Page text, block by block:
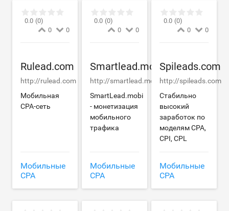
0.0 (0)
0
0
Rulead.com
http://rulead.com
Мобильная
CPA-сеть
Мобильные
CPA
0.0 (0)
0
0
Smartlead.mobi
http://smartlead.mobi
SmartLead.mobi
- монетизация
мобильного
трафика
Мобильные
CPA
0.0 (0)
0
0
Spileads.com
http://spileads.com
Стабильно
высокий
заработок по
моделям CPA,
CPI, CPL
Мобильные
CPA